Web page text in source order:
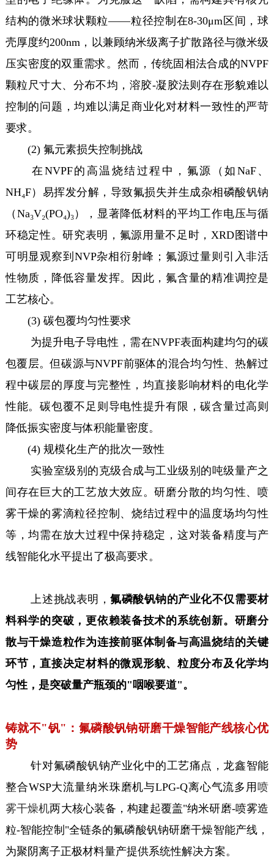
结构的微米球状颗粒——粒径控制在8-30μm区间，球
壳厚度约200nm，以兼顾纳米级离子扩散路径与微米级
压实密度的双重需求。然而，传统固相法合成的NVPF
颗粒尺寸大、分布不均，溶胶-凝胶法则存在形貌难以
控制的问题，均难以满足商业化对材料一致性的严苛
要求。
(2) 氟元素损失控制挑战
在NVPF的高温烧结过程中，氟源（如NaF、
NH₄F）易挥发分解，导致氟损失并生成杂相磷酸钒钠
（Na₃V₂(PO₄)₃），显著降低材料的平均工作电压与循
环稳定性。研究表明，氟源用量不足时，XRD图谱中
可明显观察到NVP杂相衍射峰；氟源过量则引入非活
性物质，降低容量发挥。因此，氟含量的精准调控是
工艺核心。
(3) 碳包覆均匀性要求
为提升电子导电性，需在NVPF表面构建均匀的碳
包覆层。但碳源与NVPF前驱体的混合均匀性、热解过
程中碳层的厚度与完整性，均直接影响材料的电化学
性能。碳包覆不足则导电性提升有限，碳含量过高则
降低振实密度与体积能量密度。
(4) 规模化生产的批次一致性
实验室级别的克级合成与工业级别的吨级量产之
间存在巨大的工艺放大效应。研磨分散的均匀性、喷
雾干燥的雾滴粒径控制、烧结过程中的温度场均匀性
等，均需在放大过程中保持稳定，这对装备精度与产
线智能化水平提出了极高要求。
上述挑战表明，氟磷酸钒钠的产业化不仅需要材
料科学的突破，更依赖装备技术的系统创新。研磨分
散与干燥造粒作为连接前驱体制备与高温烧结的关键
环节，直接决定材料的微观形貌、粒度分布及化学均
匀性，是突破量产瓶颈的"咽喉要道"。
铸就不"钒"：氟磷酸钒钠研磨干燥智能产线核心优
势
针对氟磷酸钒钠产业化中的工艺痛点，龙鑫智能
整合WSP大流量纳米珠磨机与LPG-Q离心气流多用喷
雾干燥机两大核心装备，构建起覆盖"纳米研磨-喷雾造
粒-智能控制"全链条的氟磷酸钒钠研磨干燥智能产线，
为聚阴离子正极材料量产提供系统性解决方案。